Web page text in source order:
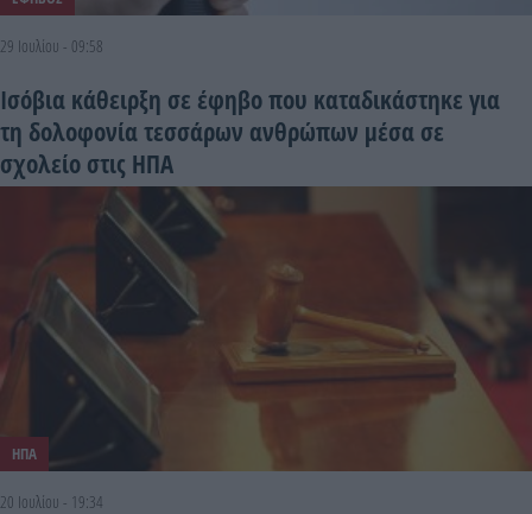
29 Ιουλίου - 09:58
Ισόβια κάθειρξη σε έφηβο που καταδικάστηκε για
τη δολοφονία τεσσάρων ανθρώπων μέσα σε
σχολείο στις ΗΠΑ
ΗΠΑ
20 Ιουλίου - 19:34